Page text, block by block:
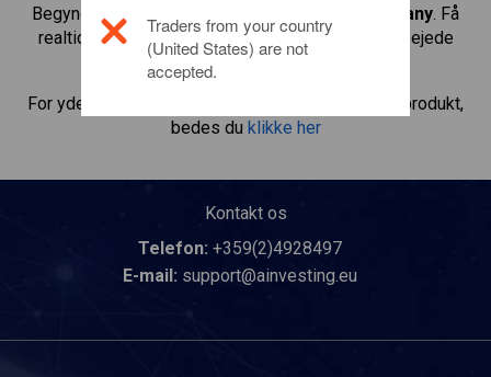
Begynd at handle CFD’er med
Halliburton Company. Få
realtidskurser og aktieudbytte, som hvis du selv ejede
aktien.
For yderligere oplysninger om dette investeringsprodukt,
bedes du klikke her
Kontakt os
Telefon: +359(2)4928497
E-mail: support@ainvesting.eu
Traders from your country
(United States) are not
accepted.